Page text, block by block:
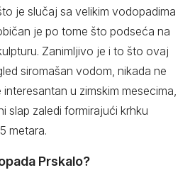
je slučaj sa velikim vodopadima
je po tome što podseća na
Zanimljivo je i to što ovaj
siromašan vodom, nikada ne
u zimskim mesecima,
slap zaledi formirajući krhku
metara.
Prskalo?